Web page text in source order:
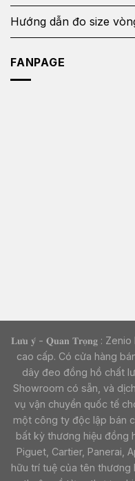
Hướng dẫn đo size
FANPAGE
𝐋𝐮̛𝐮 𝐲́ - 𝐐𝐮𝐚𝐧 𝐓𝐫𝐨̣𝐧𝐠 :
cao cấp. Có cửa hàng
dây đeo đồng hồ chất
Showroom có sẵn, và
vụ vận chuyển quốc tế
một công ty độc lập bán
bất kỳ thương hiệu đồng
Piguet, Cartier, Panerai,
hữu trí tuệ của tên